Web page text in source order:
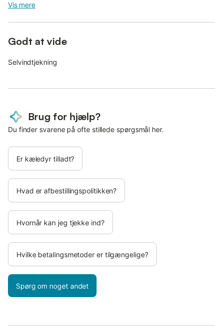
Vis mere
Godt at vide
Selvindtjekning
Brug for hjælp?
Du finder svarene på ofte stillede spørgsmål her.
Er kæledyr tilladt?
Hvad er afbestillingspolitikken?
Hvornår kan jeg tjekke ind?
Hvilke betalingsmetoder er tilgængelige?
Spørg om noget andet